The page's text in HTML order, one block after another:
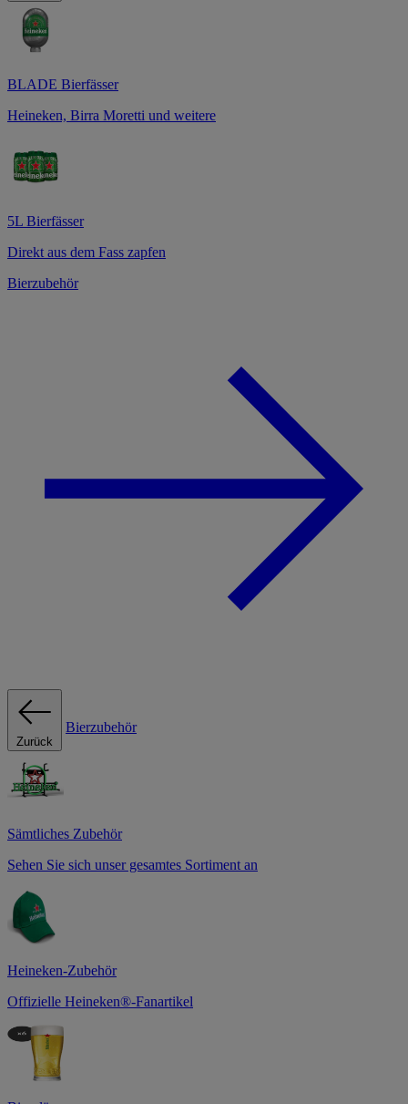
BLADE Bierfässer
Heineken, Birra Moretti und weitere
5L Bierfässer
Direkt aus dem Fass zapfen
Bierzubehör
Zurück
Bierzubehör
Sämtliches Zubehör
Sehen Sie sich unser gesamtes Sortiment an
Heineken-Zubehör
Offizielle Heineken®-Fanartikel